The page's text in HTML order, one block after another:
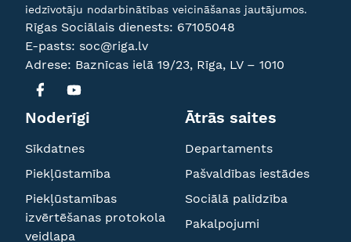
iedzīvotāju nodarbinātības veicināšanas jautājumos.
Rīgas Sociālais dienests: 67105048
E-pasts: soc@riga.lv
Adrese: Baznīcas ielā 19/23, Rīga, LV – 1010
Noderīgi
Sīkdatnes
Piekļūstamība
Piekļūstamības
izvērtēšanas protokola
veidlapa
Ātrās saites
Departaments
Pašvaldības iestādes
Sociālā palīdzība
Pakalpojumi